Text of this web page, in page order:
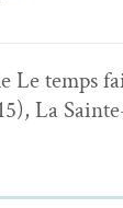
Le temps
La